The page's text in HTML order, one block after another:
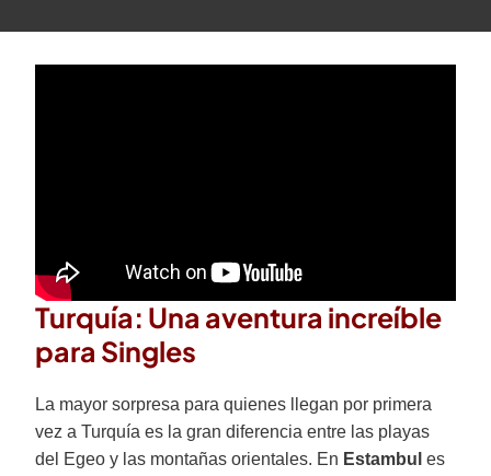
Turquía: Una aventura increíble
para Singles
La mayor sorpresa para quienes llegan por primera
vez a Turquía es la gran diferencia entre las playas
del Egeo y las montañas orientales. En Estambul es